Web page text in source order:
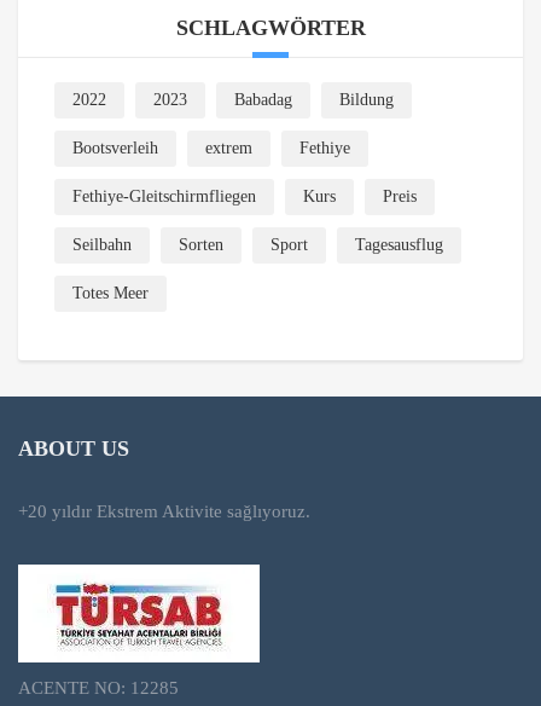
SCHLAGWÖRTER
2022 2023 Babadag Bildung
Bootsverleih extrem Fethiye
Fethiye-Gleitschirmfliegen Kurs Preis
Seilbahn Sorten Sport Tagesausflug
Totes Meer
ABOUT US
+20 yıldır Ekstrem Aktivite sağlıyoruz.
ACENTE NO: 12285